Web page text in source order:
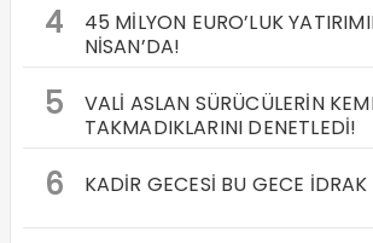
4
45 MİLYON EURO’LUK
NİSAN’DA!
5
VALİ ASLAN SÜRÜCÜLERİN
TAKMADIKLARINI DENETLEDİ!
6 KADİR GECESİ BU GECE İDRAK